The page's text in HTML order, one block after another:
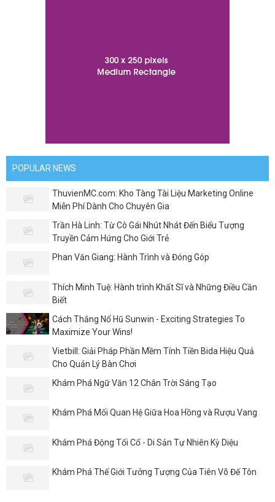
POPULAR NEWS
ThuvienMC.com: Kho Tàng Tài Liệu Marketing Online
Miễn Phí Dành Cho Chuyên Gia
Trần Hà Linh: Từ Cô Gái Nhút Nhát Đến Biểu Tượng
Truyền Cảm Hứng Cho Giới Trẻ
Phan Văn Giang: Hành Trình và Đóng Góp
Thích Minh Tuệ: Hành trình Khất Sĩ và Những Điều Cần
Biết
Cách Thắng Nổ Hũ Sunwin - Exciting Strategies To
Maximize Your Wins!
Vietbill: Giải Pháp Phần Mềm Tính Tiền Bida Hiệu Quả
Cho Quản Lý Bàn Chơi
Khám Phá Ngữ Văn 12 Chân Trời Sáng Tạo
Khám Phá Mối Quan Hệ Giữa Hoa Hồng và Rượu Vang
Khám Phá Động Tối Cổ - Di Sản Tự Nhiên Kỳ Diệu
Khám Phá Thế Giới Tưởng Tượng Của Tiên Võ Đế Tôn